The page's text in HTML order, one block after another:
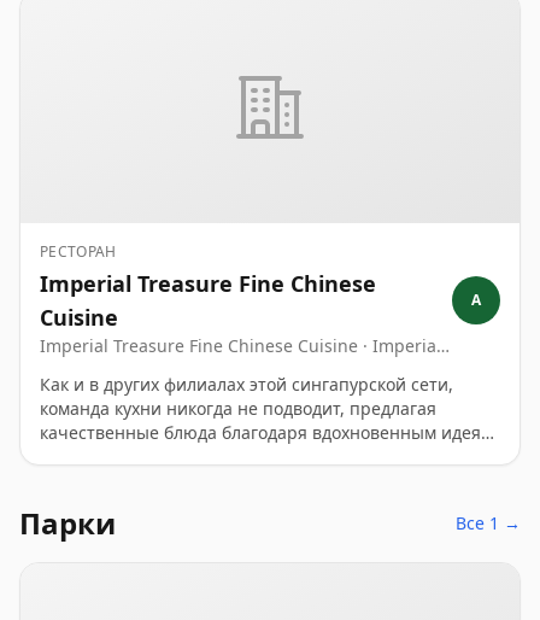
РЕСТОРАН
Imperial Treasure Fine Chinese
Cuisine
Imperial Treasure Fine Chinese Cuisine · Imperial
Fine Chinese Cuisine
A
Как и в других филиалах этой сингапурской сети,
команда кухни никогда не подводит, предлагая
качественные блюда благодаря вдохновенным идеям
плавательного пузыря с акульими костями,
Парки Все 1 →